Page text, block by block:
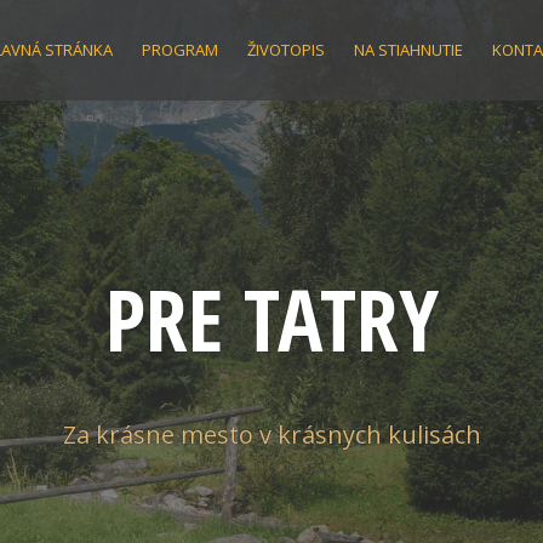
STRÁNKA PROGRAM ŽIVOTOPIS NA STIAHNUTIE
PRE TATRY
Za krásne mesto v krásnych kulisách